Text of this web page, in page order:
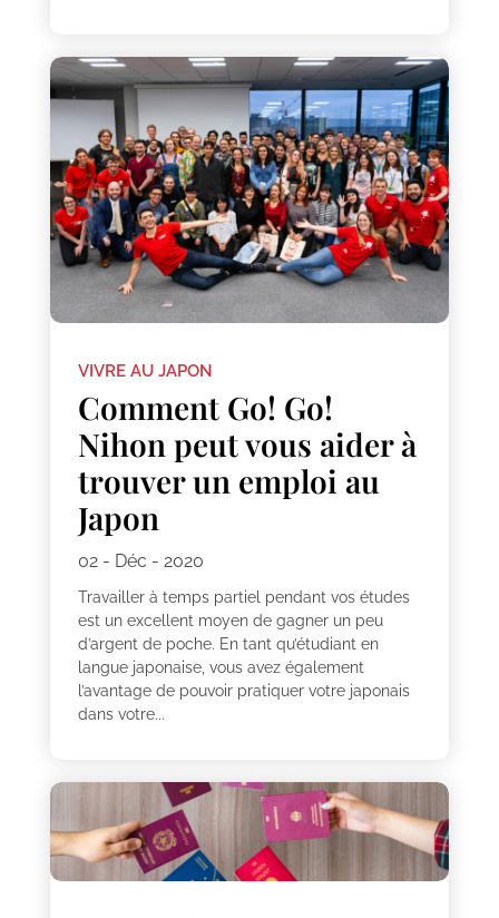
VIVRE AU JAPON
Comment Go! Go!
Nihon peut vous aider à
trouver un emploi au
Japon
02 - Déc - 2020
Travailler à temps partiel pendant vos études
est un excellent moyen de gagner un peu
d’argent de poche. En tant qu’étudiant en
langue japonaise, vous avez également
l’avantage de pouvoir pratiquer votre japonais
dans votre...